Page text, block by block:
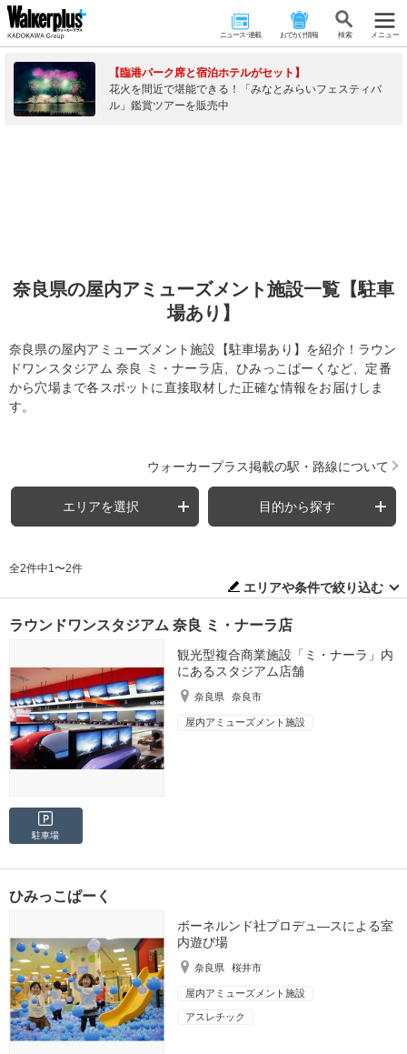
ニュース･連載 おでかけ情報 検 索 メニュー
【臨港パーク席と宿泊ホテルがセット】
花火を間近で堪能できる！「みなとみらいフェスティバ
ル」鑑賞ツアーを販売中
奈良県の屋内アミューズメント施設一覧【駐車
場あり】
奈良県の屋内アミューズメント施設【駐車場あり】を紹介！ラウン
ドワンスタジアム 奈良 ミ・ナーラ店、ひみっこぱーくなど、定番
から穴場まで各スポットに直接取材した正確な情報をお届けしま
す。
ウォーカープラス掲載の駅・路線について
エリアを選択 目的から探す
全2件中1〜2件
エリアや条件で絞り込む
ラウンドワンスタジアム 奈良 ミ・ナーラ店
観光型複合商業施設「ミ・ナーラ」内
にあるスタジアム店舗
奈良県 奈良市
屋内アミューズメント施設
駐車場
ひみっこぱーく
ボーネルンド社プロデュ―スによる室
内遊び場
奈良県 桜井市
屋内アミューズメント施設
アスレチック